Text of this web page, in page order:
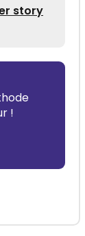
story
!